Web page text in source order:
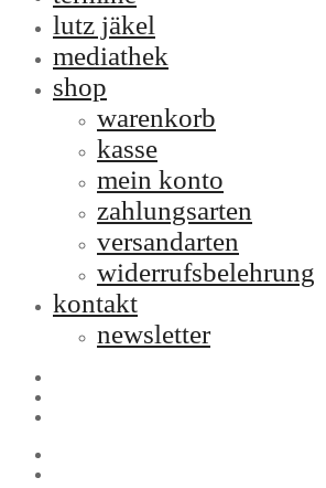
lutz jäkel
mediathek
shop
warenkorb
kasse
mein konto
zahlungsarten
versandarten
widerrufsbelehrung
kontakt
newsletter